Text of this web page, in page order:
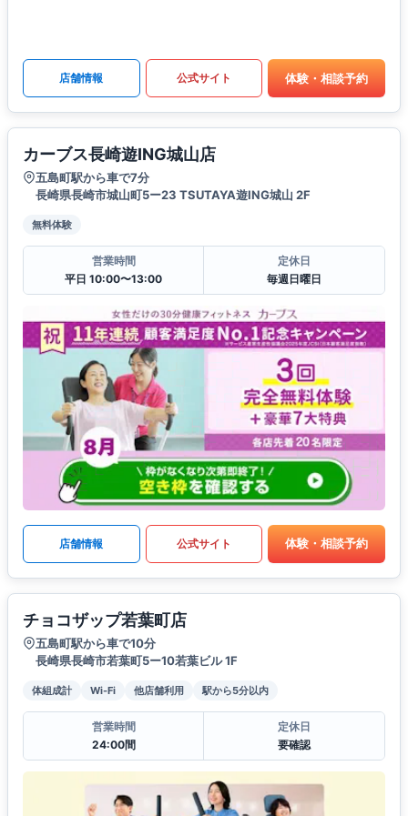
店舗情報 公式サイト 体験・相談予約
カーブス長崎遊ING城山店
五島町駅から車で7分
長崎県長崎市城山町5ー23 TSUTAYA遊ING城山 2F
無料体験
営業時間
平日 10:00〜13:00
定休日
毎週日曜日
店舗情報 公式サイト 体験・相談予約
チョコザップ若葉町店
五島町駅から車で10分
長崎県長崎市若葉町5ー10若葉ビル 1F
体組成計 Wi-Fi 他店舗利用 駅から5分以内
営業時間
24:00間
定休日
要確認